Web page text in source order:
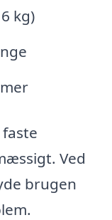
kg)
Ved
brugen